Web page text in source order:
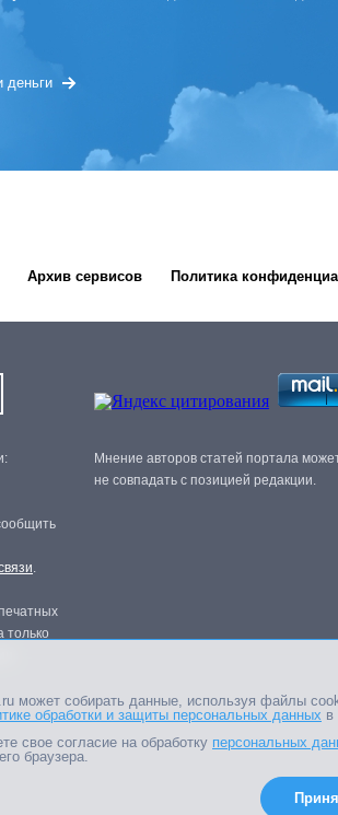
деньги
Архив сервисов Политика
.
только
Мнение авторов статей портала
не совпадать с позицией редакции.
может собирать данные, используя файлы
обработки и защиты персональных данных в
свое согласие на обработку персональных
браузера.